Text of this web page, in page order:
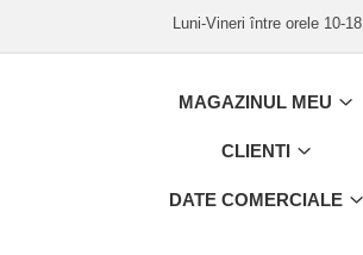
Luni-Vineri între orele 10-18
MAGAZINUL MEU
CLIENTI
DATE COMERCIALE